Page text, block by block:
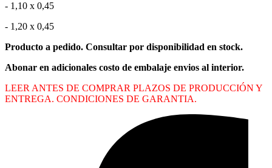
- 1,10 x 0,45
- 1,20 x 0,45
Producto a pedido. Consultar por disponibilidad en stock.
Abonar en adicionales costo de embalaje envios al interior.
LEER ANTES DE COMPRAR PLAZOS DE PRODUCCIÓN Y
ENTREGA. CONDICIONES DE GARANTIA.